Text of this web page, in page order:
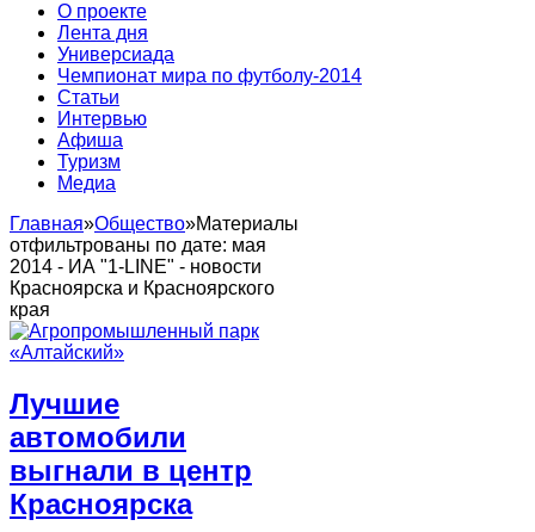
О проекте
Лента дня
Универсиада
Чемпионат мира по футболу-2014
Статьи
Интервью
Афиша
Туризм
Медиа
Главная»Общество»Материалы
отфильтрованы по дате: мая
2014 - ИА "1-LINE" - новости
Красноярска и Красноярского
края
Лучшие
автомобили
выгнали в центр
Красноярска